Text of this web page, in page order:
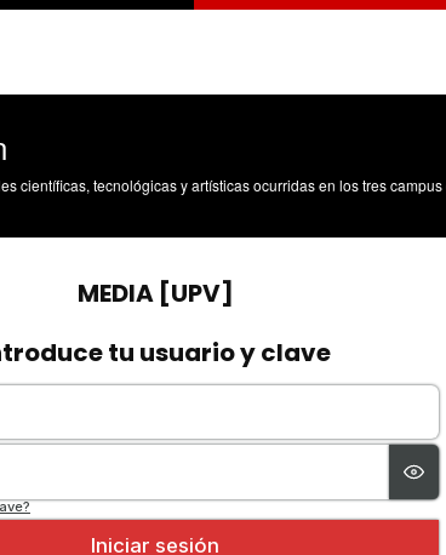
científicas, tecnológicas y artísticas ocurridas en los tres